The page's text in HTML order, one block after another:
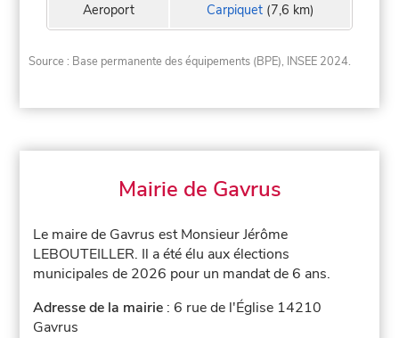
Aeroport Carpiquet(7,6 km)
Source : Base permanente des équipements (BPE), INSEE 2024.
Mairie de Gavrus
Le maire de Gavrus est Monsieur Jérôme
LEBOUTEILLER. Il a été élu aux élections
municipales de 2026 pour un mandat de 6 ans.
Adresse de la mairie : 6 rue de l'Église 14210
Gavrus